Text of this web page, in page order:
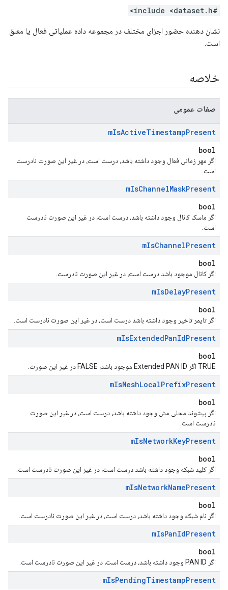
#include <dataset.h>
نشان دهنده حضور اجزای مختلف در مجموعه داده عملیاتی فعال یا معلق
است.
خلاصه
صفات عمومی
mIsActiveTimestampPresent
bool
اگر مهر زمانی فعال وجود داشته باشد، درست است، در غیر این صورت نادرست
است.
mIsChannelMaskPresent
bool
اگر ماسک کانال وجود داشته باشد، درست است، در غیر این صورت نادرست
است.
mIsChannelPresent
bool
اگر کانال موجود باشد درست است، در غیر این صورت نادرست.
mIsDelayPresent
bool
اگر تایمر تاخیر وجود داشته باشد درست است، در غیر این صورت نادرست است.
mIsExtendedPanIdPresent
bool
TRUE اگر Extended PAN ID موجود باشد، FALSE در غیر این صورت.
mIsMeshLocalPrefixPresent
bool
اگر پیشوند محلی مش وجود داشته باشد، درست است، در غیر این صورت
نادرست است.
mIsNetworkKeyPresent
bool
اگر کلید شبکه وجود داشته باشد درست است، در غیر این صورت نادرست است.
mIsNetworkNamePresent
bool
اگر نام شبکه وجود داشته باشد، درست است، در غیر این صورت نادرست است.
mIsPanIdPresent
bool
اگر PAN ID وجود داشته باشد، درست است، در غیر این صورت نادرست است.
mIsPendingTimestampPresent